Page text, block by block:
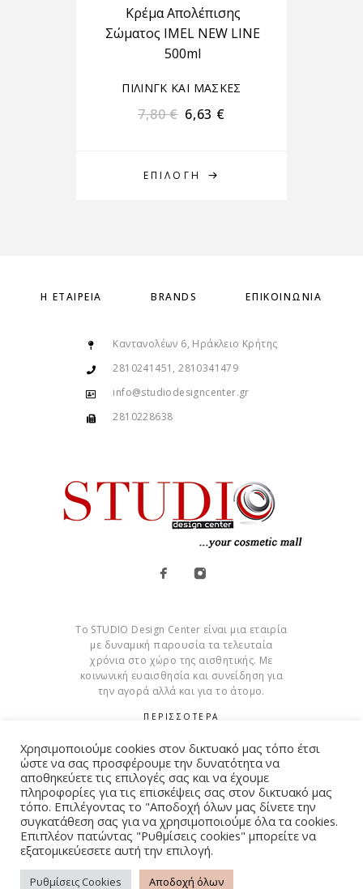
ΕΠΙΛΟΓΉ
Κρέμα Απολέπισης
Σώματος IMEL NEW LINE
500ml
ΠΙΛΙΝΓΚ ΚΑΙ ΜΑΣΚΕΣ
7,80€ 6,63 €
Η ΕΤΑΙΡΕΊΑ BRANDS ΕΠΙΚΟΙΝΩΝΊΑ
Καντανολέων 6, Ηράκλειο Κρήτης
2810241451, 2810341479
info@studiodesigncenter.gr
2810228638
Το STUDIO Design Center είναι μια εταιρία
με δυναμική παρουσία τα τελευταία
χρόνια στο χώρο της αισθητικής. Με
κοινωνική ευαισθησία και συνείδηση για
την αγορά αλλά και για το άτομο.
ΠΕΡΙΣΣΟΤΕΡΑ
Cookies
© Copyright 2015 – 2026 . All Rights Reserved. Developed By
iWorx
ΌΡΟΙ ΧΡΉΣΗΣ ΠΟΛΙΤΙΚΉ ΑΠΟΡΡΉΤΟΥ
Χρησιμοποιούμε cookies στον δικτυακό μας τόπο έτσι
ώστε να σας προσφέρουμε την δυνατότητα να
αποθηκεύετε τις επιλογές σας και να έχουμε
πληροφορίες για τις επισκέψεις σας στον δικτυακό μας
τόπο. Επιλέγοντας το "Αποδοχή όλων μας δίνετε την
συγκατάθεση σας για να χρησιμοποιούμε όλα τα cookies.
Επιπλέον πατώντας "Ρυθμίσεις cookies" μπορείτε να
εξατομικεύεσετε αυτή την επιλογή.
Ρυθμίσεις Cookies Αποδοχή όλων